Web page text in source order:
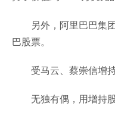
另外，阿里巴巴集
巴股票。
受马云、蔡崇信增
无独有偶，用增持